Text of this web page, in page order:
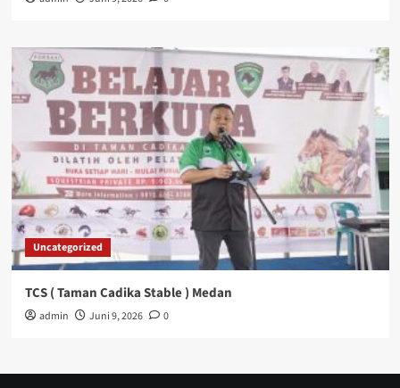
Uncategorized
TCS ( Taman Cadika Stable ) Medan
admin Juni 9, 2026 0